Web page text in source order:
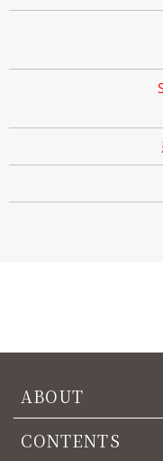
ABOUT
CONTENTS